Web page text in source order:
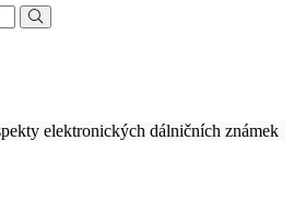
elektronických dálničních známek